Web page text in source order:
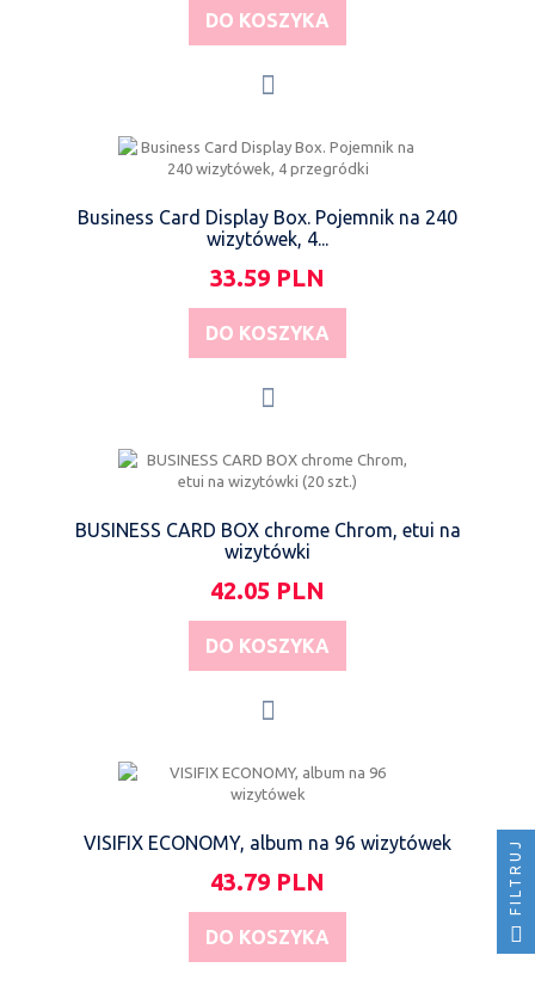
DO KOSZYKA
Business Card Display Box. Pojemnik na 240
wizytówek, 4...
33.59 PLN
DO KOSZYKA
BUSINESS CARD BOX chrome Chrom, etui na
wizytówki
42.05 PLN
DO KOSZYKA
VISIFIX ECONOMY, album na 96 wizytówek
43.79 PLN
DO KOSZYKA
FILTRUJ